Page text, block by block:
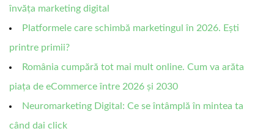
învăța marketing digital
Platformele care schimbă marketingul în 2026. Ești
printre primii?
România cumpără tot mai mult online. Cum va arăta
piața de eCommerce între 2026 și 2030
Neuromarketing Digital: Ce se întâmplă în mintea ta
când dai click